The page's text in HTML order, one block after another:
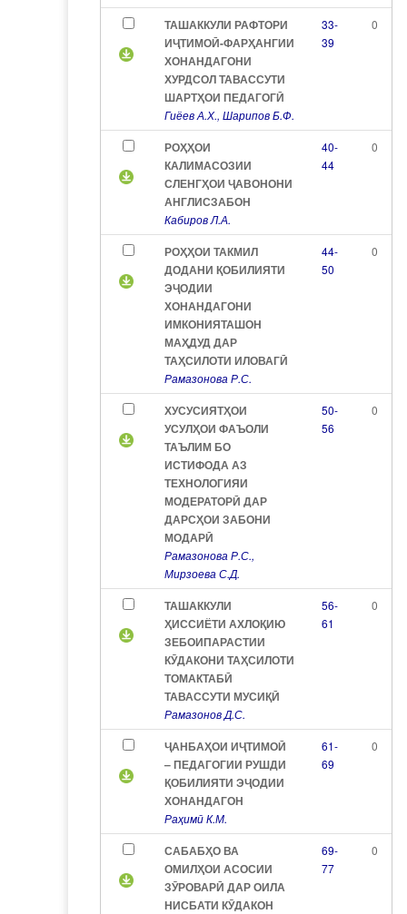
ТАШАККУЛИ РАФТОРИ
ИҶТИМОӢ-ФАРҲАНГИИ
ХОНАНДАГОНИ
ХУРДСОЛ ТАВАССУТИ
ШАРТҲОИ ПЕДАГОГӢ
Гиёев А.Х., Шарипов Б.Ф.
33-
39
0
РОҲҲОИ
КАЛИМАСОЗИИ
СЛЕНГҲОИ ҶАВОНОНИ
АНГЛИСЗАБОН
Кабиров Л.А.
40-
44
0
РОҲҲОИ ТАКМИЛ
ДОДАНИ ҚОБИЛИЯТИ
ЭҶОДИИ
ХОНАНДАГОНИ
ИМКОНИЯТАШОН
МАҲДУД ДАР
ТАҲСИЛОТИ ИЛОВАГӢ
Рамазонова Р.С.
44-
50
0
ХУСУСИЯТҲОИ
УСУЛҲОИ ФАЪОЛИ
ТАЪЛИМ БО
ИСТИФОДА АЗ
ТЕХНОЛОГИЯИ
МОДЕРАТОРӢ ДАР
ДАРСҲОИ ЗАБОНИ
МОДАРӢ
Рамазонова Р.С.,
Мирзоева С.Д.
50-
56
0
ТАШАККУЛИ
ҲИССИЁТИ АХЛОҚИЮ
ЗЕБОИПАРАСТИИ
КӮДАКОНИ ТАҲСИЛОТИ
ТОМАКТАБӢ
ТАВАССУТИ МУСИҚӢ
Рамазонов Д.С.
56-
61
0
ҶАНБАҲОИ ИҶТИМОӢ
– ПЕДАГОГИИ РУШДИ
ҚОБИЛИЯТИ ЭҶОДИИ
ХОНАНДАГОН
Раҳимӣ К.М.
61-
69
0
САБАБҲО ВА
ОМИЛҲОИ АСОСИИ
ЗӮРОВАРӢ ДАР ОИЛА
НИСБАТИ КӮДАКОН
69-
77
0